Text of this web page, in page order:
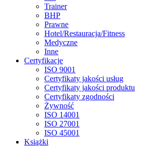
Trainer
BHP
Prawne
Hotel/Restauracja/Fitness
Medyczne
Inne
Certyfikacje
ISO 9001
Certyfikaty jakości usług
Certyfikaty jakości produktu
Certyfikaty zgodności
Żywność
ISO 14001
ISO 27001
ISO 45001
Książki